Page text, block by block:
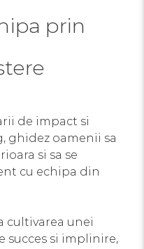
prin
de impact si
ghidez oamenii sa
si sa se
cu echipa din
cultivarea unei
succes si implinire,